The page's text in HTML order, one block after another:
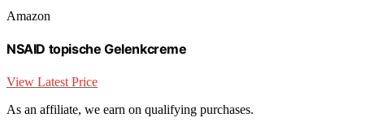
Amazon
NSAID topische Gelenkcreme
View Latest Price
As an affiliate, we earn on qualifying purchases.